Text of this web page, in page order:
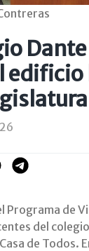
Programa de
del
de Todos.